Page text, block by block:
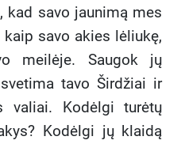
kad savo jaunimą mes
savo akies lėliukę,
meilėje. Saugok jų
tavo Širdžiai ir
valiai. Kodėlgi turėtų
Kodėlgi jų klaidą